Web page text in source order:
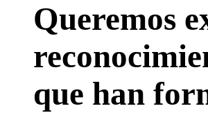
Queremos
que han